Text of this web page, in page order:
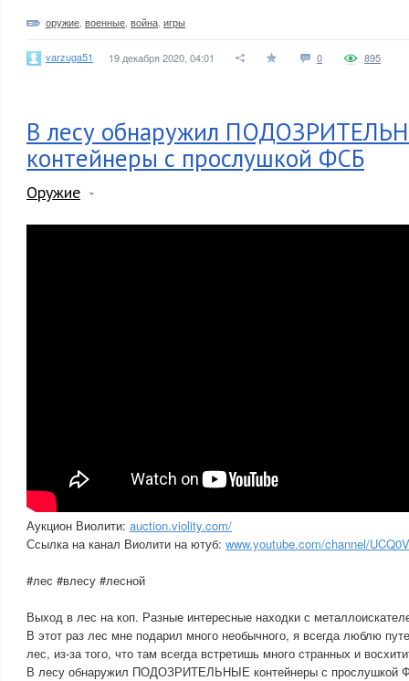
оружие военные война игры
varzuga51 19 декабря 2020, 04:01 0 895
В лесу обнаружил
контейнеры с прослушкой ФСБ
Оружие
Аукцион Виолити: auction.violity.com/
Ссылка на канал Виолити на ютуб: www.youtube.com/channel/
#лес #влесу #лесной
Выход в лес на коп. Разные интересные находки с
В этот раз лес мне подарил много необычного, я всегда люблю
лес, из-за того, что там всегда встретишь много странных и
В лесу обнаружил ПОДОЗРИТЕЛЬНЫЕ контейнеры с прослушкой